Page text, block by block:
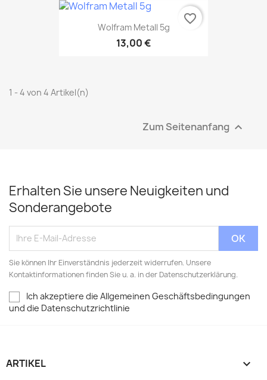
Wolfram Metall 5g
13,00 €
favorite_border
1 - 4 von 4 Artikel(n)
Zum Seitenanfang 
Erhalten Sie unsere Neuigkeiten und
Sonderangebote
Sie können Ihr Einverständnis jederzeit widerrufen. Unsere
Kontaktinformationen finden Sie u. a. in der Datenschutzerklärung.
Ich akzeptiere die Allgemeinen Geschäftsbedingungen
und die Datenschutzrichtlinie
ARTIKEL 